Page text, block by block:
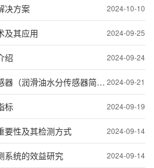
2024-10-10
决方案
2024-09-25
及其应用
2024-09-24
绍
2024-09-21
（润滑油水分传感器简介）
2024-09-19
标
2024-09-14
要性及其检测方式
2024-09-14
系统的效益研究